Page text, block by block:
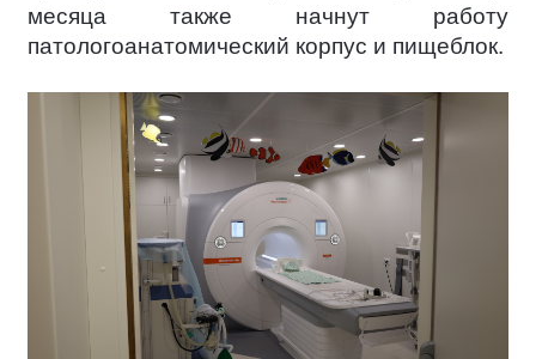
месяца также начнут работу
патологоанатомический корпус и пищеблок.